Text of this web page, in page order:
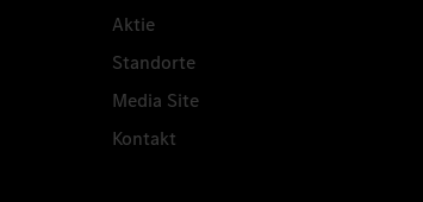
Aktie
Standorte
Media Site
Kontakt